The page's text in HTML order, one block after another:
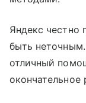
Яндекс честно
быть
отличный
окончательное